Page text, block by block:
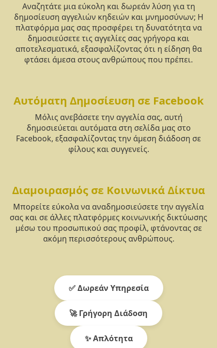
Αναζητάτε μια εύκολη και δωρεάν λύση για τη
δημοσίευση αγγελιών κηδειών και μνημοσύνων; Η
πλατφόρμα μας σας προσφέρει τη δυνατότητα να
δημοσιεύσετε τις αγγελίες σας γρήγορα και
αποτελεσματικά, εξασφαλίζοντας ότι η είδηση θα
φτάσει άμεσα στους ανθρώπους που πρέπει.
Αυτόματη Δημοσίευση σε Facebook
Μόλις ανεβάσετε την αγγελία σας, αυτή
δημοσιεύεται αυτόματα στη σελίδα μας στο
Facebook, εξασφαλίζοντας την άμεση διάδοση σε
φίλους και συγγενείς.
Διαμοιρασμός σε Κοινωνικά Δίκτυα
Μπορείτε εύκολα να αναδημοσιεύσετε την αγγελία
σας και σε άλλες πλατφόρμες κοινωνικής δικτύωσης
μέσω του προσωπικού σας προφίλ, φτάνοντας σε
ακόμη περισσότερους ανθρώπους.
✅ Δωρεάν Υπηρεσία
🚀 Γρήγορη Διάδοση
✨ Απλότητα